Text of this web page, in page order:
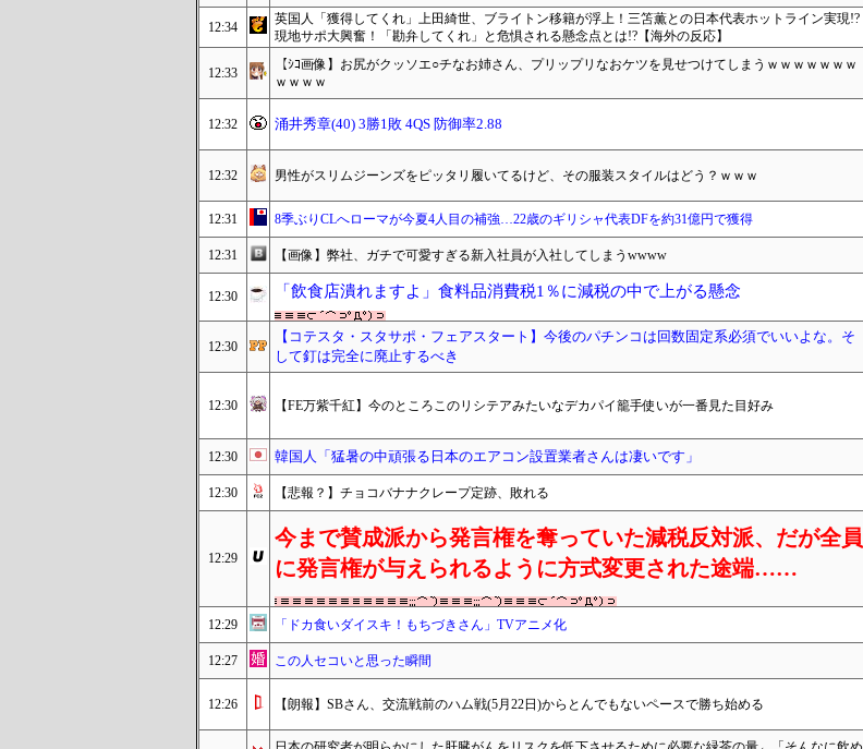
12:34
英国人「獲得してくれ」上田綺世、ブライトン移籍が浮上！三笘薫との日本代表ホットライン実現!?
現地サポ大興奮！「勘弁してくれ」と危惧される懸念点とは!?【海外の反応】
12:33
【ｼｺ画像】お尻がクッソエ○チなお姉さん、プリップリなおケツを見せつけてしまうｗｗｗｗｗｗｗ
ｗｗｗｗ
12:32 涌井秀章(40) 3勝1敗 4QS 防御率2.88
12:32 男性がスリムジーンズをピッタリ履いてるけど、その服装スタイルはどう？ｗｗｗ
12:31 8季ぶりCLへローマが今夏4人目の補強…22歳のギリシャ代表DFを約31億円で獲得
12:31 【画像】弊社、ガチで可愛すぎる新入社員が入社してしまうwwww
12:30 「飲食店潰れますよ」食料品消費税1％に減税の中で上がる懸念
12:30
【コテスタ・スタサポ・フェアスタート】今後のパチンコは回数固定系必須でいいよな。そ
して釘は完全に廃止するべき
12:30 【FE万紫千紅】今のところこのリシテアみたいなデカパイ籠手使いが一番見た目好み
12:30 韓国人「猛暑の中頑張る日本のエアコン設置業者さんは凄いです」
12:30 【悲報？】チョコバナナクレープ定跡、敗れる
12:29
今まで賛成派から発言権を奪っていた減税反対派、だが全員
に発言権が与えられるように方式変更された途端……
12:29 「ドカ食いダイスキ！もちづきさん」TVアニメ化
12:27 この人セコいと思った瞬間
12:26 【朗報】SBさん、交流戦前のハム戦(5月22日)からとんでもないペースで勝ち始める